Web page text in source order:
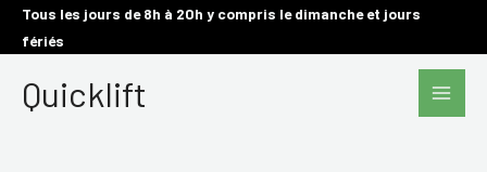
AllerTous les jours de 8h à 20h y compris le dimanche et jours
fériés
Quicklift
Main